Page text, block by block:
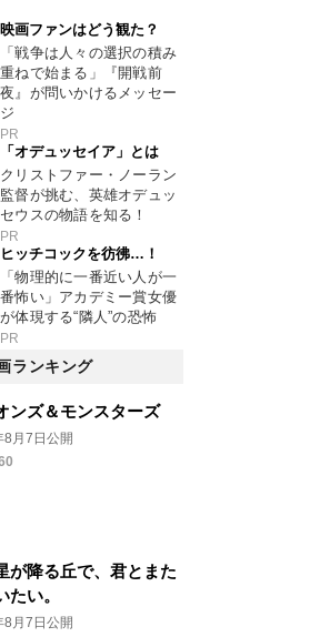
映画ファンはどう観た？
「戦争は人々の選択の積み
重ねで始まる」『開戦前
夜』が問いかけるメッセー
ジ
PR
「オデュッセイア」とは
クリストファー・ノーラン
監督が挑む、英雄オデュッ
セウスの物語を知る！
PR
ヒッチコックを彷彿…！
「物理的に一番近い人が一
番怖い」アカデミー賞女優
が体現する“隣人”の恐怖
PR
ランキング
ンズ＆モンスターズ
月7日公開
が降る丘で、君とまた
たい。
月7日公開